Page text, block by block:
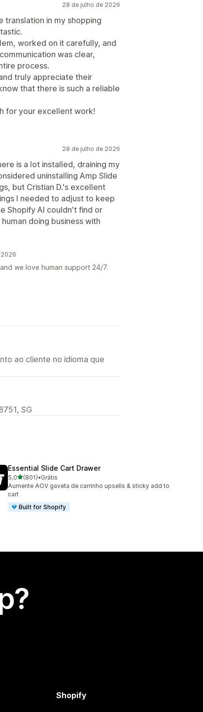
28 de julho de 2026
translation in my shopping
worked on it carefully, and
was clear,
process.
truly appreciate their
that there is such a reliable
for your excellent work!
28 de julho de 2026
is a lot installed, draining my
uninstalling Amp Slide
but Cristian D.'s excellent
I needed to adjust to keep
Shopify AI couldn't find or
doing business with
2026
we love human support 24/7.
ao cliente no idioma que
SG
Essential Slide Cart Drawer
5,0de 5 estrelas
(801)
801 avaliações ao todo
•Grátis
Aumente AOV gaveta de carrinho upsells & sticky add to
cart
Built for Shopify
Shopify